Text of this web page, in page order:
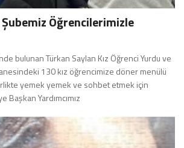
Şubemiz Öğrencilerimizle
bulunan Türkan Saylan Kız Öğrenci Yurdu ve
130 kız öğrencimize döner menülü
yemek yemek ve sohbet etmek için
Yardımcımız